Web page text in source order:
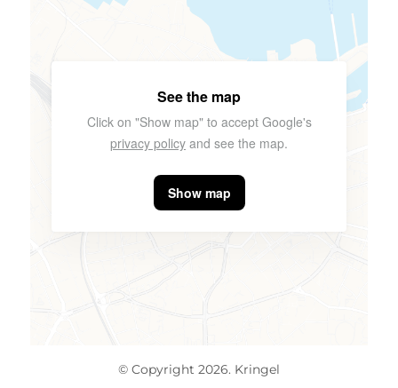
See the map
Click on "Show map" to accept Google's
privacy policy and see the map.
Show map
© Copyright 2026. Kringel